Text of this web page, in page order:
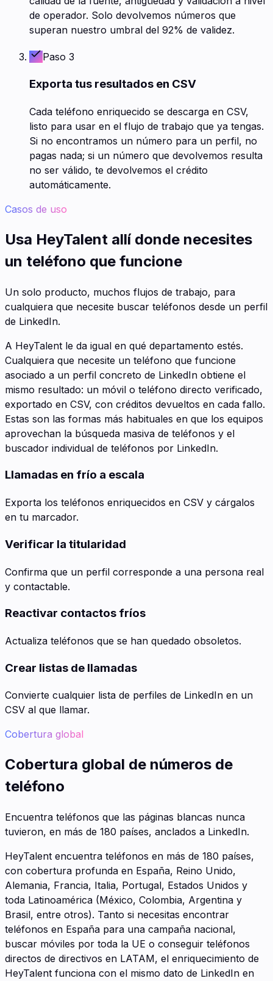
de operador. Solo devolvemos números que
superan nuestro umbral del 92% de validez.
Paso 3
Exporta tus resultados en CSV
Cada teléfono enriquecido se descarga en CSV,
listo para usar en el flujo de trabajo que ya tengas.
Si no encontramos un número para un perfil, no
pagas nada; si un número que devolvemos resulta
no ser válido, te devolvemos el crédito
automáticamente.
Casos de uso
Usa HeyTalent allí donde necesites
un teléfono que funcione
Un solo producto, muchos flujos de trabajo, para
cualquiera que necesite buscar teléfonos desde un perfil
de LinkedIn.
A HeyTalent le da igual en qué departamento estés.
Cualquiera que necesite un teléfono que funcione
asociado a un perfil concreto de LinkedIn obtiene el
mismo resultado: un móvil o teléfono directo verificado,
exportado en CSV, con créditos devueltos en cada fallo.
Estas son las formas más habituales en que los equipos
aprovechan la búsqueda masiva de teléfonos y el
buscador individual de teléfonos por LinkedIn.
Llamadas en frío a escala
Exporta los teléfonos enriquecidos en CSV y cárgalos
en tu marcador.
Verificar la titularidad
Confirma que un perfil corresponde a una persona real
y contactable.
Reactivar contactos fríos
Actualiza teléfonos que se han quedado obsoletos.
Crear listas de llamadas
Convierte cualquier lista de perfiles de LinkedIn en un
CSV al que llamar.
Cobertura global
Cobertura global de números de
teléfono
Encuentra teléfonos que las páginas blancas nunca
tuvieron, en más de 180 países, anclados a LinkedIn.
HeyTalent encuentra teléfonos en más de 180 países,
con cobertura profunda en España, Reino Unido,
Alemania, Francia, Italia, Portugal, Estados Unidos y
toda Latinoamérica (México, Colombia, Argentina y
Brasil, entre otros). Tanto si necesitas encontrar
teléfonos en España para una campaña nacional,
buscar móviles por toda la UE o conseguir teléfonos
directos de directivos en LATAM, el enriquecimiento de
HeyTalent funciona con el mismo dato de LinkedIn en